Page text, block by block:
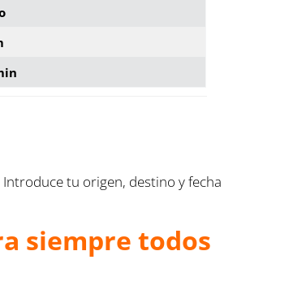
Introduce tu origen, destino y fecha
siempre todos